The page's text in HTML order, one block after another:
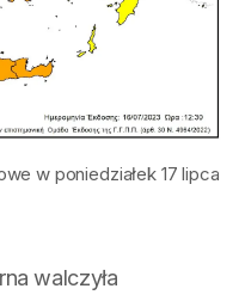
w poniedziałek 17 lipca
walczyła